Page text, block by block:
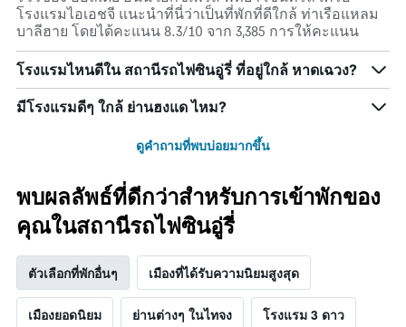
โรงแรมไอเอชจี แนะนำที่นี่ว่าเป็นที่พักที่ดีใกล้ ท่าเรือแหลม
บาลีฮาย โดยได้คะแนน 8.3/10 จาก 3,385 การให้คะแนน
โรงแรมไหนดีใน สถานีรถไฟซินอู่รี่ ที่อยู่ใกล้ หาดเฉวง?
มีโรงแรมดีๆ ใกล้ ย่านฮงแด ไหม?
ดูคำถามที่พบบ่อยมากขึ้น
พบผลลัพธ์ที่ดีกว่าสำหรับการเข้าพักของ
คุณในสถานีรถไฟซินอู่รี่
ตัวเลือกที่พักอื่นๆ เมืองที่ได้รับความนิยมสูงสุด
เมืองยอดนิยม ย่านต่างๆ ในไทจง โรงแรม 3 ดาว